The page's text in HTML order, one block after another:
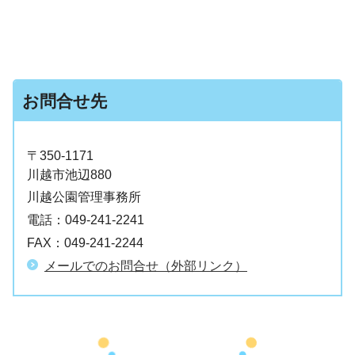
お問合せ先
〒350-1171
川越市池辺880
川越公園管理事務所
電話： 049-241-2241
FAX： 049-241-2244
メールでのお問合せ（外部リンク）